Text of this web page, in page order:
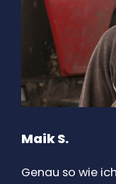
Maik S.
Genau so wie